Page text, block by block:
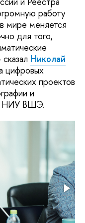
работу
мире меняется
для того,
Николай
цифровых
проектов
и
НИУ ВШЭ.